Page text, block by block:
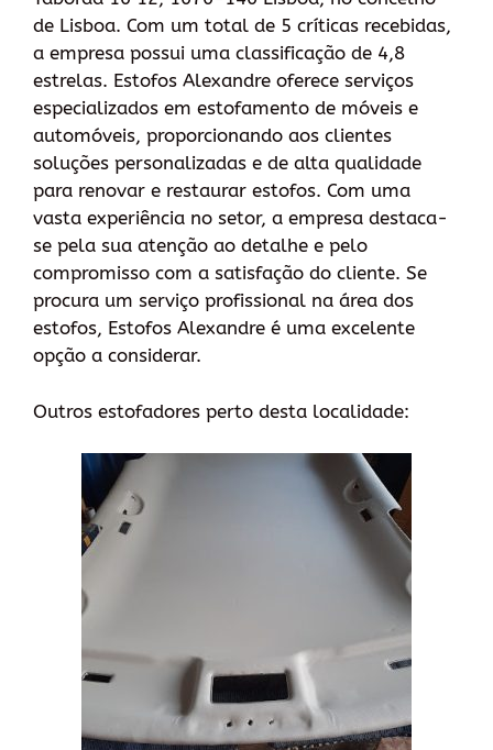
de Lisboa. Com um total de 5 críticas recebidas,
a empresa possui uma classificação de 4,8
estrelas. Estofos Alexandre oferece serviços
especializados em estofamento de móveis e
automóveis, proporcionando aos clientes
soluções personalizadas e de alta qualidade
para renovar e restaurar estofos. Com uma
vasta experiência no setor, a empresa destaca-
se pela sua atenção ao detalhe e pelo
compromisso com a satisfação do cliente. Se
procura um serviço profissional na área dos
estofos, Estofos Alexandre é uma excelente
opção a considerar.
Outros estofadores perto desta localidade: